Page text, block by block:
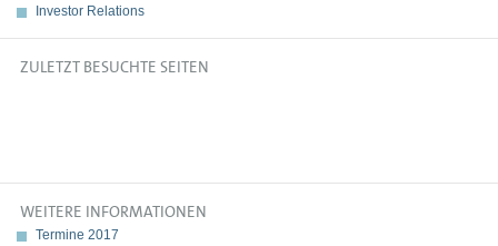
Investor Relations
ZULETZT BESUCHTE SEITEN
WEITERE INFORMATIONEN
Termine 2017